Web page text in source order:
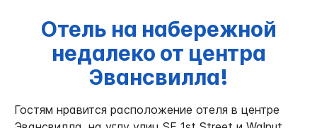
Отель на набережной
недалеко от центра
Эвансвилла!
Гостям нравится расположение отеля в центре